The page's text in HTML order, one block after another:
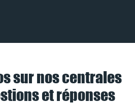
sur nos centrales
et réponses